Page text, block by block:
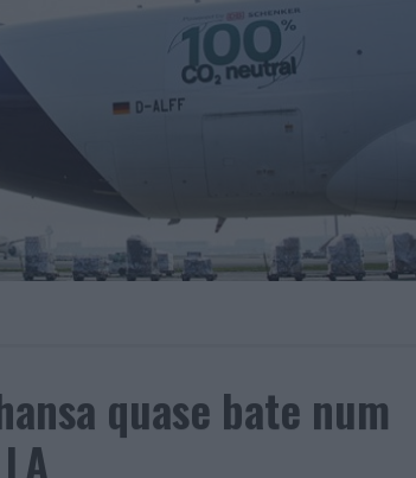
quase bate num